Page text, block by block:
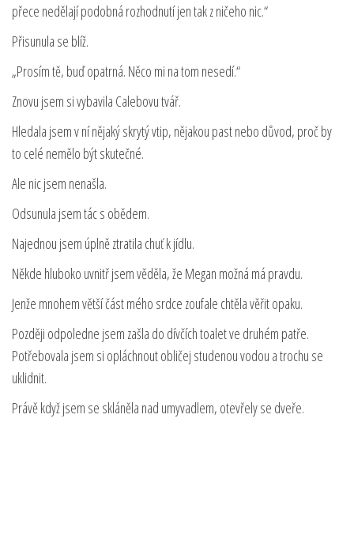
přece nedělají podobná rozhodnutí jen tak z ničeho nic.“
Přisunula se blíž.
„Prosím tě, buď opatrná. Něco mi na tom nesedí.“
Znovu jsem si vybavila Calebovu tvář.
Hledala jsem v ní nějaký skrytý vtip, nějakou past nebo důvod, proč by
to celé nemělo být skutečné.
Ale nic jsem nenašla.
Odsunula jsem tác s obědem.
Najednou jsem úplně ztratila chuť k jídlu.
Někde hluboko uvnitř jsem věděla, že Megan možná má pravdu.
Jenže mnohem větší část mého srdce zoufale chtěla věřit opaku.
Později odpoledne jsem zašla do dívčích toalet ve druhém patře.
Potřebovala jsem si opláchnout obličej studenou vodou a trochu se
uklidnit.
Právě když jsem se skláněla nad umyvadlem, otevřely se dveře.